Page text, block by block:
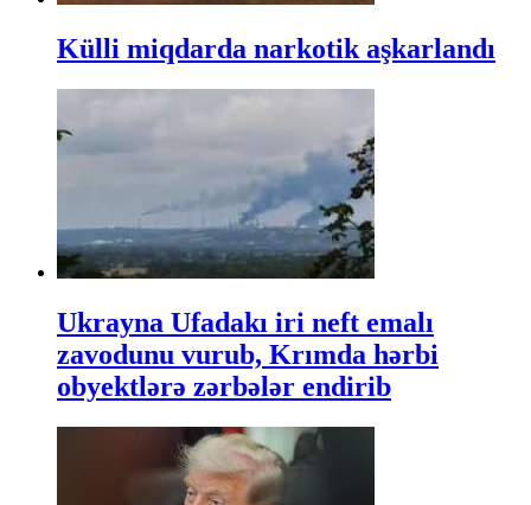
Külli miqdarda narkotik aşkarlandı
Ukrayna Ufadakı iri neft emalı
zavodunu vurub, Krımda hərbi
obyektlərə zərbələr endirib